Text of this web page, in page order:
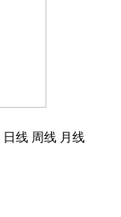
日线 周线 月线